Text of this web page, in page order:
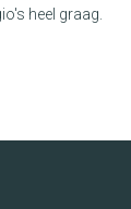
heel graag.